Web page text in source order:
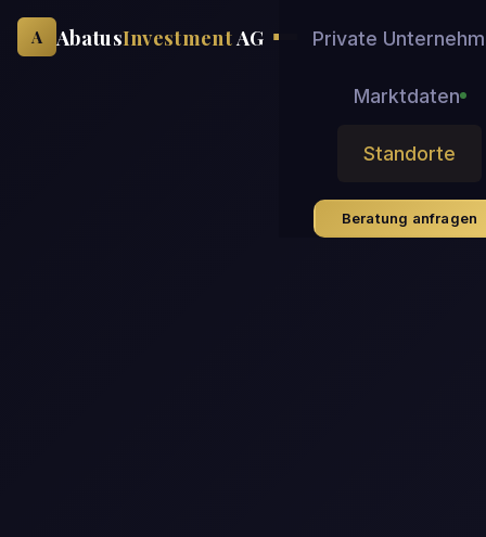
A AbatusInvestmentAG Private
Marktdaten
Standorte
Beratung anfragen